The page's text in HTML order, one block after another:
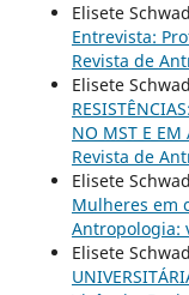
Elisete
Entrevista:
Revista de
Elisete
NO MST E EM
Revista de
Elisete
Mulheres em
Antropologia:
Elisete